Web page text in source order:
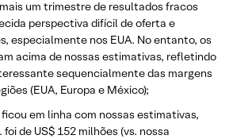
um trimestre de resultados fracos
perspectiva difícil de oferta e
especialmente nos EUA. No entanto, os
acima de nossas estimativas, refletindo
sequencialmente das margens
(EUA, Europa e México);
em linha com nossas estimativas,
foi de US$ 152 milhões (vs. nossa